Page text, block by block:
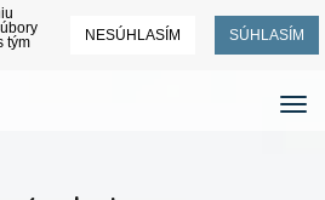
tým
NESÚHLASÍM SÚHLASÍM